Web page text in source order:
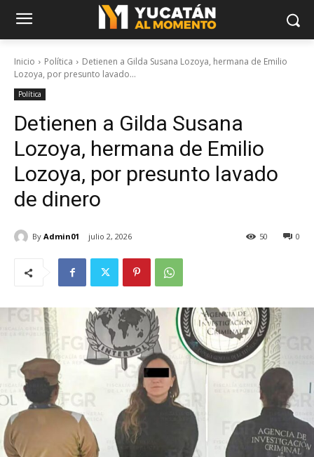
Inicio Política
Detienen a Gilda Susana Lozoya, hermana de Emilio
Lozoya, por presunto lavado...
Política
Detienen a Gilda Susana
Lozoya, hermana de Emilio
Lozoya, por presunto lavado
de dinero
By Admin01 julio 2, 2026 0
50